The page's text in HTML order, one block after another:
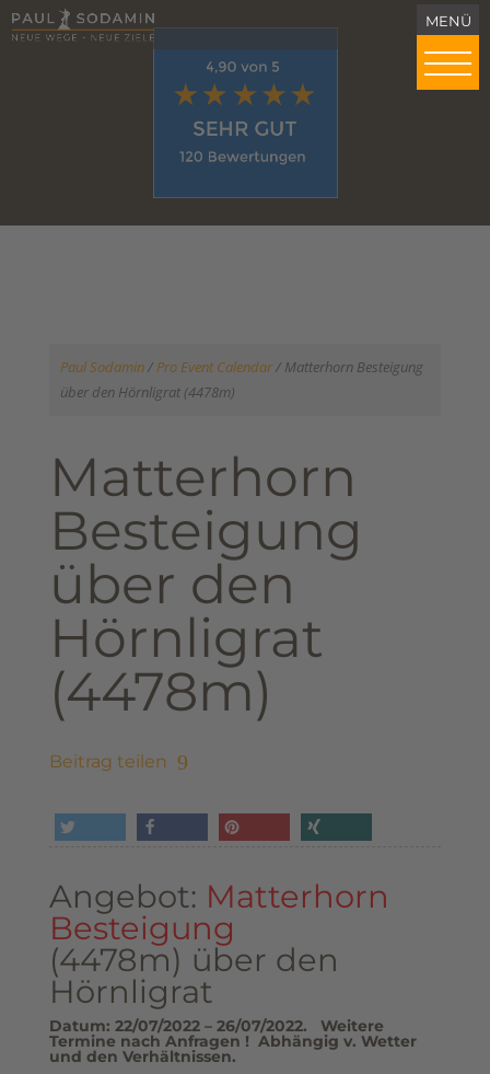
Paul Sodamin/Pro Event Calendar/ Matterhorn Besteigung
über den Hörnligrat (4478m)
Matterhorn
Besteigung
über den
Hörnligrat
(4478m)
Beitrag teilen
Angebot: Matterhorn
Besteigung
(4478m) über den
Hörnligrat
Datum: 22/07/2022– 26/07/2022. Weitere
Termine nach Anfragen ! Abhängig v. Wetter
und den Verhältnissen.